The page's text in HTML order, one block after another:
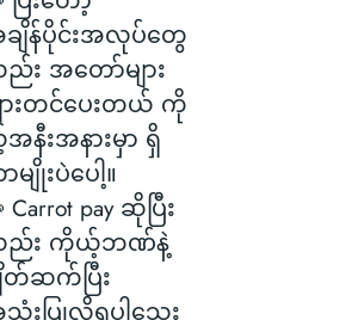
ျိန်ပိုင်းအလုပ်တွေ
း အတော်များ
ားတင်ပေးတယ် ကို
နီးအနားမှာ ရှိ
မျိုးပဲပေါ့။
Carrot pay ဆိုပြီး
း ကိုယ့်ဘဏ်နဲ့
တ်ဆက်ပြီး
းပြုလို့ရပါသေး